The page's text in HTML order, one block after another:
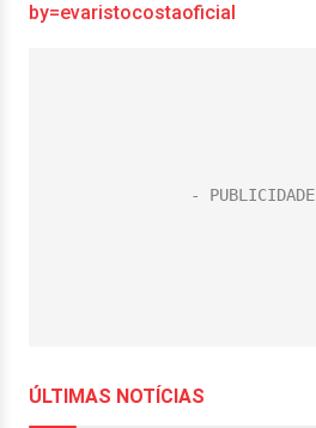
by=evaristocostaoficial